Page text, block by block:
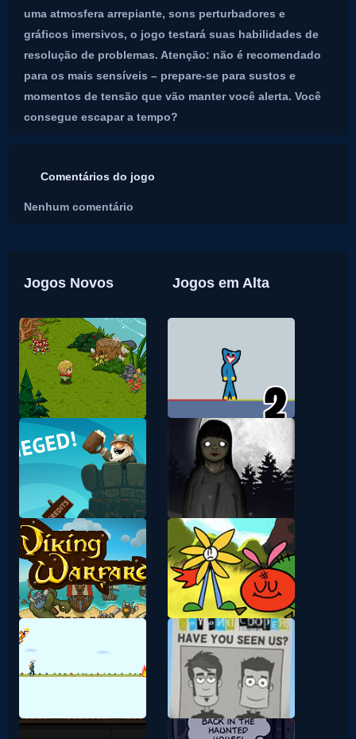
uma atmosfera arrepiante, sons perturbadores e
gráficos imersivos, o jogo testará suas habilidades de
resolução de problemas. Atenção: não é recomendado
para os mais sensíveis – prepare-se para sustos e
momentos de tensão que vão manter você alerta. Você
consegue escapar a tempo?
Comentários do jogo
Nenhum comentário
Jogos Novos Jogos em Alta